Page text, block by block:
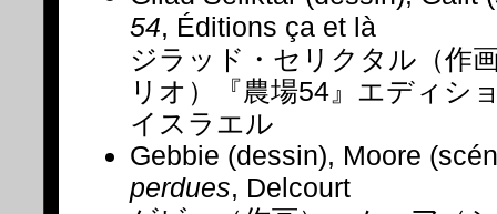
54, Éditions ça et là
ジラッド・セリクタル（作
リオ）『農場54』エディシ
イスラエル
Gebbie (dessin), Moore
perdues, Delcourt